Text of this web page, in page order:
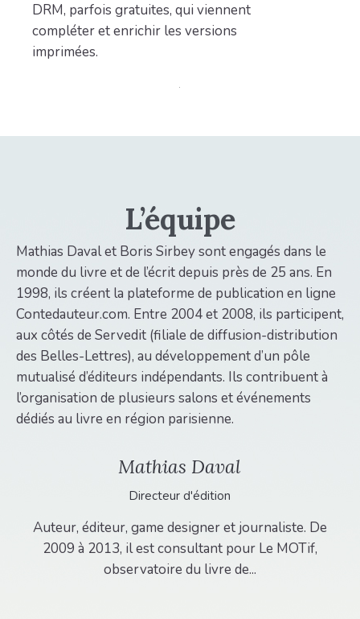
DRM, parfois gratuites, qui viennent
compléter et enrichir les versions
imprimées.
L’équipe
Mathias Daval et Boris Sirbey sont engagés dans le
monde du livre et de l’écrit depuis près de 25 ans. En
1998, ils créent la plateforme de publication en ligne
Contedauteur.com. Entre 2004 et 2008, ils participent,
aux côtés de Servedit (filiale de diffusion-distribution
des Belles-Lettres), au développement d’un pôle
mutualisé d’éditeurs indépendants. Ils contribuent à
l’organisation de plusieurs salons et événements
dédiés au livre en région parisienne.
Mathias Daval
Directeur d'édition
Auteur, éditeur, game designer et journaliste. De
2009 à 2013, il est consultant pour Le MOTif,
observatoire du livre de...